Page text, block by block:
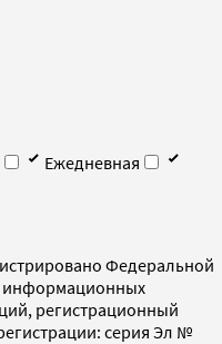
Ежедневная
Федеральной
информационных
регистрационный
серия Эл №